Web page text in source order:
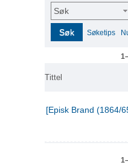
Søk
Søk Søketips
Tittel
[Episk Brand (1864/